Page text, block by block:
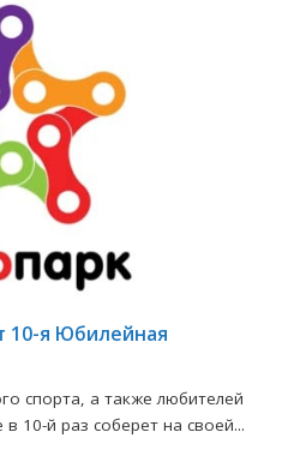
10-я Юбилейная
спорта, а также любителей
10-й раз соберет на своей...